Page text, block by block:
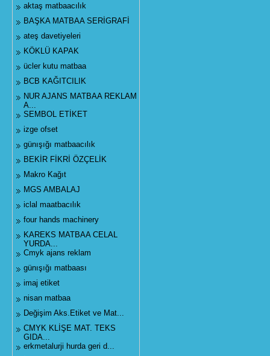
aktaş matbaacılık
BAŞKA MATBAA SERİGRAFİ
ateş davetiyeleri
KÖKLÜ KAPAK
ücler kutu matbaa
BCB KAĞITCILIK
NUR AJANS MATBAA REKLAM
A...
SEMBOL ETİKET
izge ofset
günışığı matbaacılık
BEKİR FİKRİ ÖZÇELİK
Makro Kağıt
MGS AMBALAJ
iclal maatbacılık
four hands machinery
KAREKS MATBAA CELAL
YURDA...
Cmyk ajans reklam
günışığı matbaası
imaj etiket
nisan matbaa
Değişim Aks.Etiket ve Mat...
CMYK KLİŞE MAT. TEKS
GIDA...
erkmetalurji hurda geri d...